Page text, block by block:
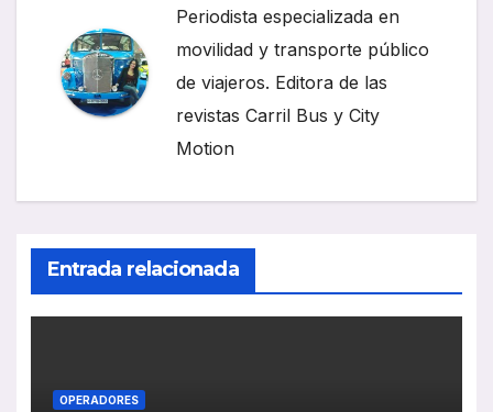
Periodista especializada en
movilidad y transporte público
de viajeros. Editora de las
revistas Carril Bus y City
Motion
Entrada relacionada
OPERADORES